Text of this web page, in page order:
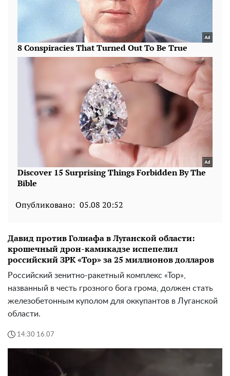
Опубликовано: 05.08 20:52
Давид против Голиафа в Луганской области:
крошечный дрон-камикадзе испепелил
российский ЗРК «Тор» за 25 миллионов долларов
Российский зенитно-ракетный комплекс «Тор»,
названный в честь грозного бога грома, должен стать
железобетонным куполом для оккупантов в Луганской
области.
14:30 16.07